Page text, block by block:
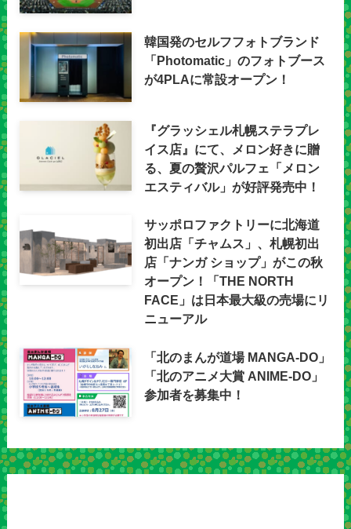
韓国発のセルフフォトブランド
「Photomatic」のフォトブース
が4PLAに常設オープン！
『グラッシェル札幌ステラプレ
イス店』にて、メロン好きに贈
る、夏の贅沢パルフェ「メロン
エスティバル」が好評発売中！
サッポロファクトリーに北海道
初出店「チャムス」、札幌初出
店「ナンガ ショップ」がこの秋
オープン！「THE NORTH
FACE」は日本最大級の売場にリ
ニューアル
「北のまんが道場 MANGA-DO」
「北のアニメ大賞 ANIME-DO」
参加者を募集中！